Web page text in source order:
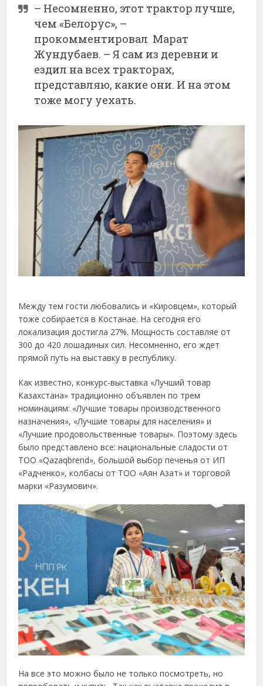
– Несомненно, этот трактор лучше,
чем «Белорус», –
прокомментировал Марат
Жундубаев. – Я сам из деревни и
ездил на всех тракторах,
представляю, какие они. И на этом
тоже могу уехать.
Между тем гости любовались и «Кировцем», который
тоже собирается в Костанае. На сегодня его
локализация достигла 27%. Мощность составляе от
300 до 420 лошадиных сил. Несомненно, его ждет
прямой путь на выставку в республику.
Как известно, конкурс-выставка «Лучший товар
Казахстана» традиционно объявлен по трем
номинациям: «Лучшие товары производственного
назначения», «Лучшие товары для населения» и
«Лучшие продовольственные товары». Поэтому здесь
было представлено все: национальные сладости от
ТОО «Qazaqbrend», большой выбор печенья от ИП
«Радченко», колбасы от ТОО «Аян Азат» и торговой
марки «Разумович».
На все это можно было не только посмотреть, но